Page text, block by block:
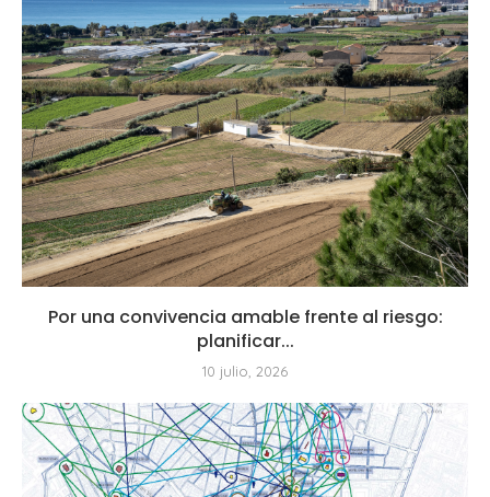
Por una convivencia amable frente al riesgo:
planificar...
10 julio, 2026